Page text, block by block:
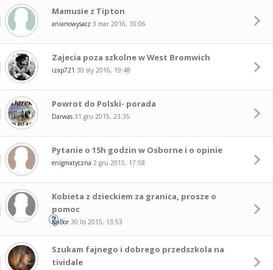
Mamusie z Tipton
anianowysacz 3 mar 2016, 10:06
Zajecia poza szkolne w West Bromwich
izap721 30 sty 2016, 19:48
Powrot do Polski- porada
Darwas 31 gru 2015, 23:35
Pytanie o 15h godzin w Osborne i o opinie
enigmatyczna 2 gru 2015, 17:58
Kobieta z dzieckiem za granica, prosze o
pomoc
IgaBor 30 lis 2015, 13:53
Szukam fajnego i dobrego przedszkola na
tividale